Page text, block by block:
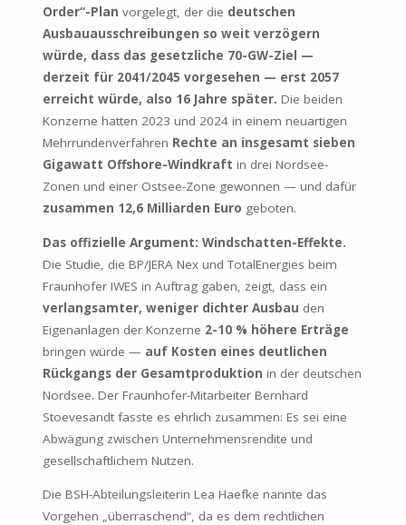
Order“-Planvorgelegt, der die deutschen
Ausbauausschreibungen so weit verzögern
würde, dass das gesetzliche 70-GW-Ziel —
derzeit für 2041/2045 vorgesehen — erst 2057
erreicht würde, also 16 Jahre später. Die beiden
Konzerne hatten 2023 und 2024 in einem neuartigen
Mehrrundenverfahren Rechte an insgesamt sieben
Gigawatt Offshore-Windkraftin drei Nordsee-
Zonen und einer Ostsee-Zone gewonnen — und dafür
zusammen 12,6 Milliarden Euro geboten.
Das offizielle Argument: Windschatten-Effekte.
Die Studie, die BP/JERA Nex und TotalEnergies beim
Fraunhofer IWES in Auftrag gaben, zeigt, dass ein
verlangsamter, weniger dichter Ausbau den
Eigenanlagen der Konzerne 2-10 % höhere Erträge
bringen würde — auf Kosten eines deutlichen
Rückgangs der Gesamtproduktion in der deutschen
Nordsee. Der Fraunhofer-Mitarbeiter Bernhard
Stoevesandt fasste es ehrlich zusammen: Es sei eine
Abwägung zwischen Unternehmensrendite und
gesellschaftlichem Nutzen.
Die BSH-Abteilungsleiterin Lea Haefke nannte das
Vorgehen „überraschend“, da es dem rechtlichen